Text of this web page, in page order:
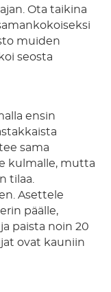
Ota taikina
muiden
seosta
ensin
sama
kulmalle, mutta
tilaa.
Asettele
päälle,
paista noin 20
ovat kauniin